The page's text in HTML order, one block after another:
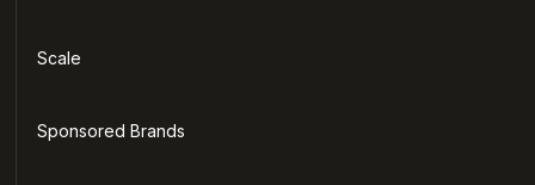
Scale
Sponsored Brands